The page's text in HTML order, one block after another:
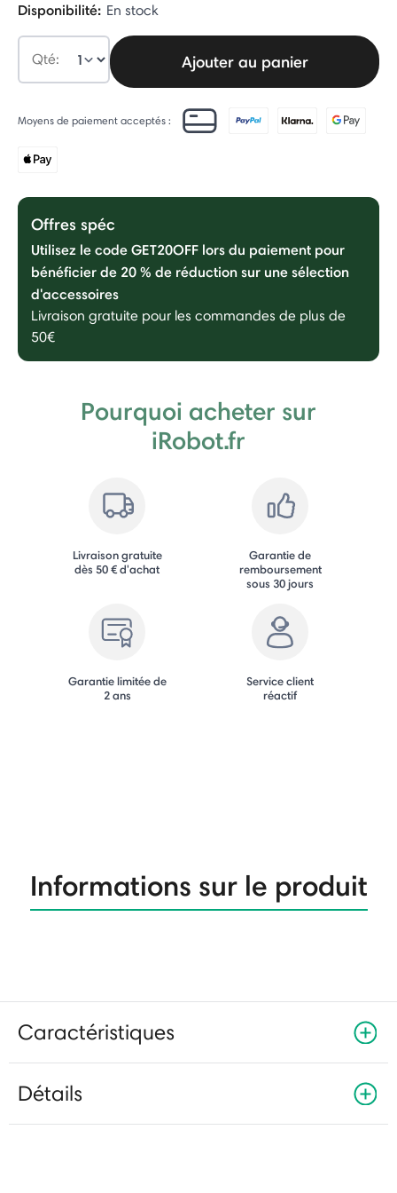
Disponibilité: En stock
Qté: Ajouter au panier
Moyens de paiement acceptés :
Offres spéc
Utilisez le code GET20OFF lors du paiement pour
bénéficier de 20 % de réduction sur une sélection
d'accessoires
Livraison gratuite pour les commandes de plus de
50€
Pourquoi acheter sur
iRobot.fr
Livraison gratuite
dès 50 € d'achat
Garantie de
remboursement
sous 30 jours
Garantie limitée de
2 ans
Service client
réactif
Informations sur le produit
Caractéristiques
Détails